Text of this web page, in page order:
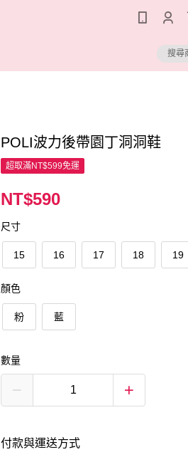
POLI波力後帶園丁洞洞鞋
超取滿NT$599免運
NT$590
尺寸
15 16 17 18 19
顏色
粉 藍
數量
付款與運送方式